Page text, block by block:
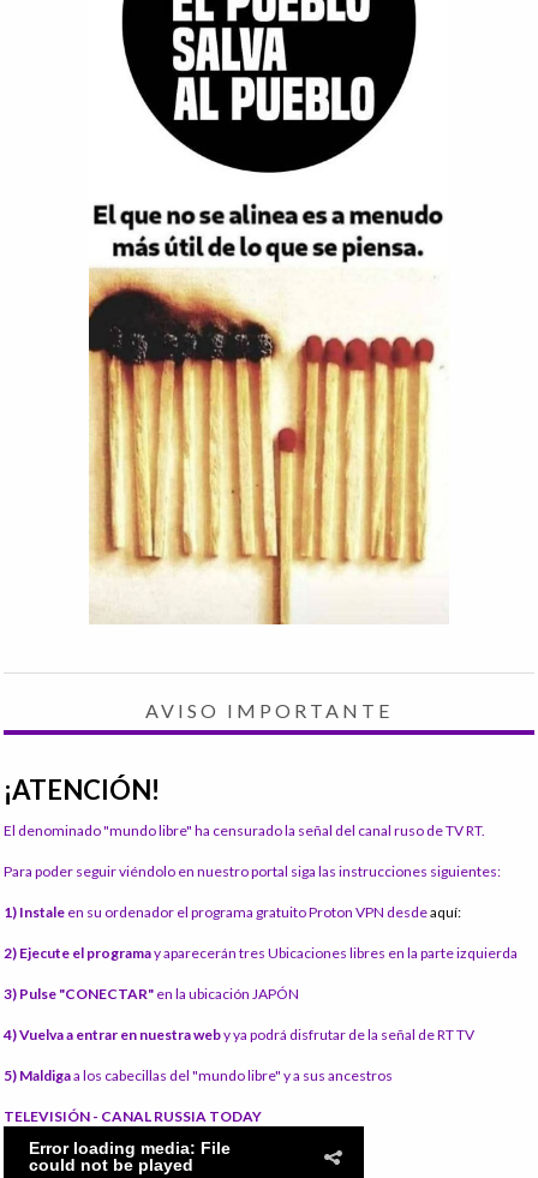
AVISO IMPORTANTE
¡ATENCIÓN!
El denominado "mundo libre" ha censurado la señal del canal ruso de TV RT.
Para poder seguir viéndolo en nuestro portal siga las instrucciones siguientes:
1) Instale en su ordenador el programa gratuito Proton VPN desdeaquí:
2) Ejecute el programay aparecerán tres Ubicaciones libres en la parte izquierda
3) Pulse "CONECTAR" en la ubicación JAPÓN
4) Vuelva a entrar en nuestra weby ya podrá disfrutar de la señal de RT TV
5) Maldigaa los cabecillas del "mundo libre" y a sus ancestros
TELEVISIÓN - CANAL RUSSIA TODAY